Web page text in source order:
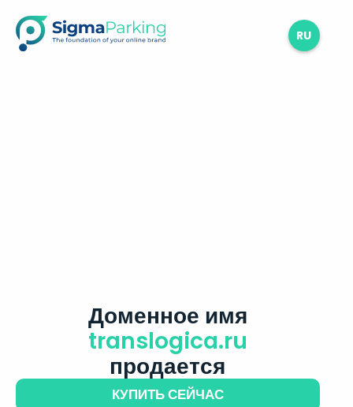
RU
Доменное имя
translogica.ru
продается
КУПИТЬ СЕЙЧАС